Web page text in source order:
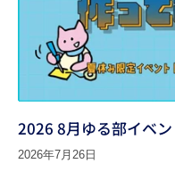
2026 8月ゆる部イベ
2026年7月26日